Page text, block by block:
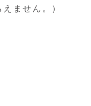
ません。）